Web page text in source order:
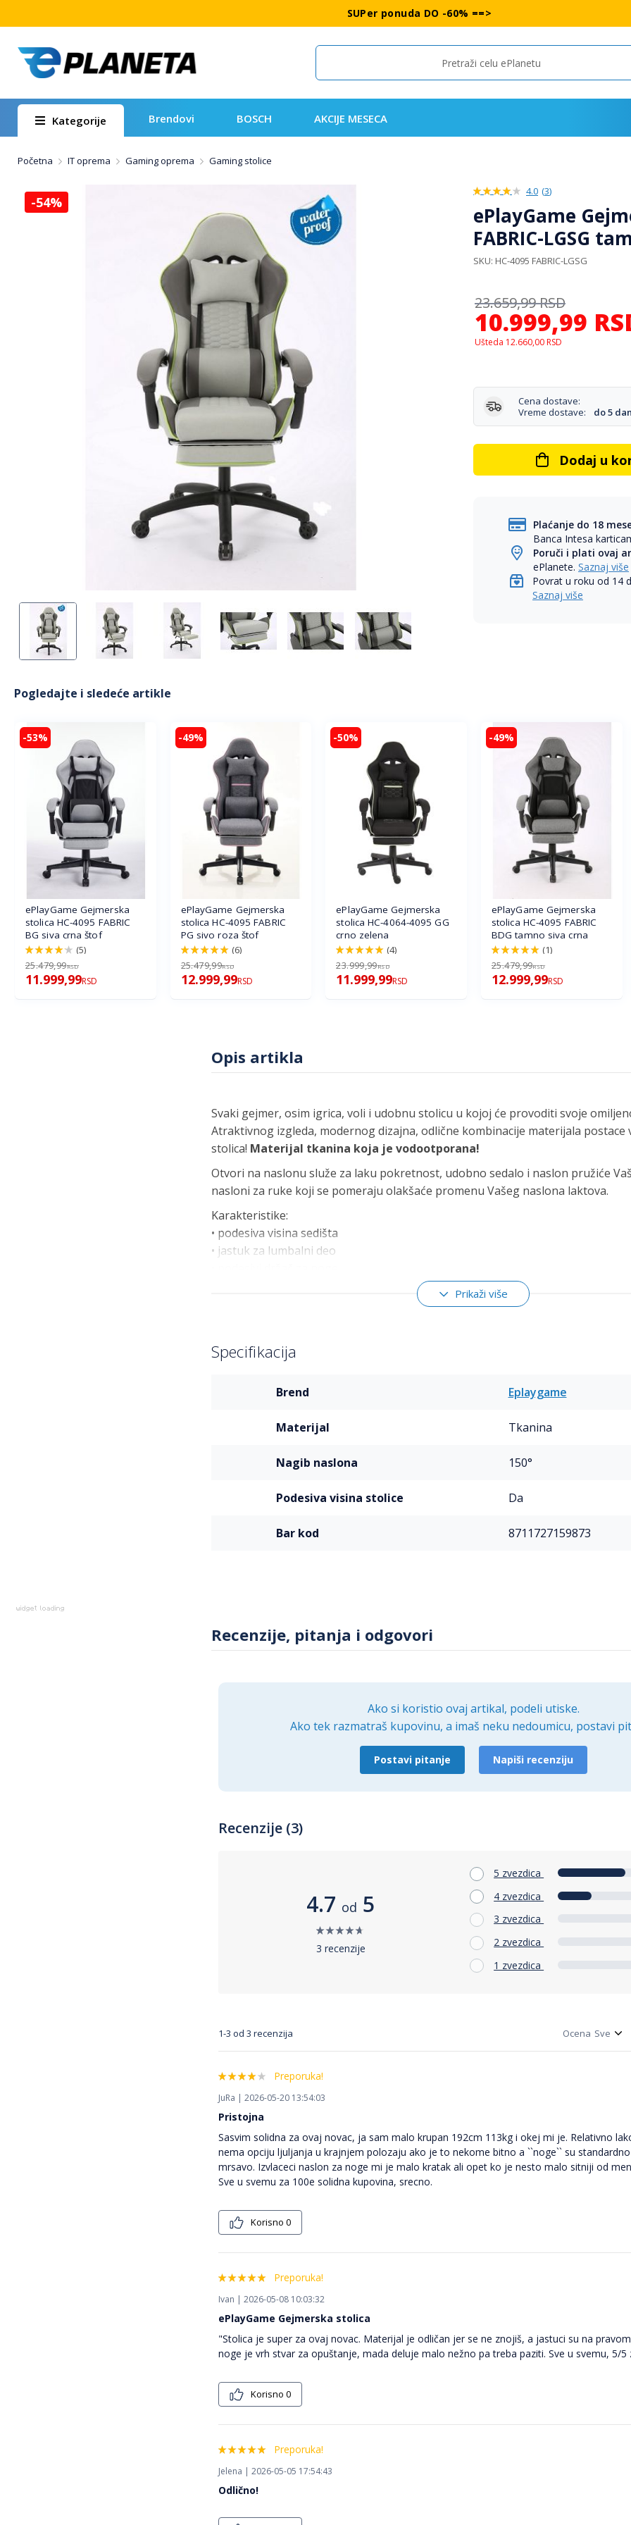
SUPer ponuda DO -60% ==>
Search
Kategorije Brendovi BOSCH AKCIJE MESECA
Početna IT oprema Gaming oprema Gaming stolice
4.0 (3)
ePlayGame
FABRIC-LGSG
SKU HC-4095 FABRIC-LGSG
10.999,99
23.659,99RSD
Ušteda 12.660,00 RSD
Cena dostave:
Vreme dostave:
do 5
Dodaj u
Plaćanje do 18
Banca Intesa
Poruči i plati ovaj
ePlanete.Saznaj više
Povrat u roku od 14
Saznaj više
-54%
Pogledajte i sledeće artikle
-53%
ePlayGame Gejmerska
stolica HC-4095 FABRIC
BG siva crna štof
84%
(5)
25.479,99RSD
11.999,99RSD
-49%
ePlayGame Gejmerska
stolica HC-4095 FABRIC
PG sivo roza štof
100%
(6)
25.479,99RSD
12.999,99RSD
-50%
ePlayGame Gejmerska
stolica HC-4064-4095 GG
crno zelena
100%
(4)
23.999,99RSD
11.999,99RSD
-49%
ePlayGame Gejmerska
stolica HC-4095 FABRIC
BDG tamno siva crna
100%
(1)
25.479,99RSD
12.999,99RSD
Opis artikla
Svaki gejmer, osim igrica, voli i udobnu stolicu u kojoj će provoditi svoje
Atraktivnog izgleda, modernog dizajna, odlične kombinacije materijala postace
stolica! Materijal tkanina koja je vodootporana!
Otvori na naslonu služe za laku pokretnost, udobno sedalo i naslon pružiće
nasloni za ruke koji se pomeraju olakšaće promenu Vašeg naslona laktova.
Karakteristike:
• podesiva visina sedišta
• jastuk za lumbalni deo
Prikaži više
Specifikacija
brend Eplaygame
materijal Tkanina
nagib naslona 150°
podesiva visina stolice Da
bar kod 8711727159873
Recenzije, pitanja i odgovori
Ako si koristio ovaj artikal, podeli utiske.
Ako tek razmatraš kupovinu, a imaš neku nedoumicu, postavi
Postavi pitanje Napiši recenziju
Recenzije (3)
4.7 od 5
3 recenzije
5 zvezdica
4 zvezdica
3 zvezdica
2 zvezdica
1 zvezdica
1-3 od 3 recenzija Ocena
Preporuka!
JuRa | 2026-05-20 13:54:03
Pristojna
Sasvim solidna za ovaj novac, ja sam malo krupan 192cm 113kg i okej mi je. Relativno
nema opciju ljuljanja u krajnjem polozaju ako je to nekome bitno a ``noge`` su
mrsavo. Izvlaceci naslon za noge mi je malo kratak ali opet ko je nesto malo sitniji od
Sve u svemu za 100e solidna kupovina, srecno.
Korisno 0
Preporuka!
Ivan | 2026-05-08 10:03:32
ePlayGame Gejmerska stolica
"Stolica je super za ovaj novac. Materijal je odličan jer se ne znojiš, a jastuci su na
noge je vrh stvar za opuštanje, mada deluje malo nežno pa treba paziti. Sve u svemu, 5/5
Korisno 0
Preporuka!
Jelena | 2026-05-05 17:54:43
Odlično!